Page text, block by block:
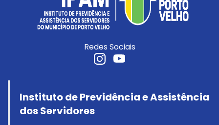
Redes Sociais
Instituto de Previdência e Assistência
dos Servidores